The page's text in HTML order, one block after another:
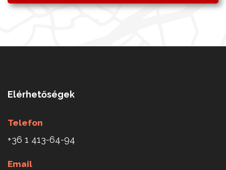
Elérhetőségek
Telefon
+36 1 413-64-94
Email